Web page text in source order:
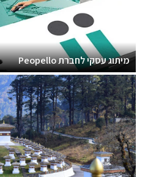
מיתוג עסקי לחברת Peopello